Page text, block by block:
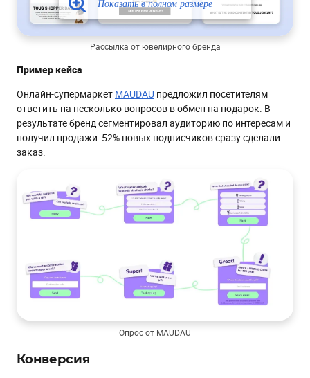
Рассылка от ювелирного бренда
Пример кейса
Онлайн-супермаркет MAUDAU предложил посетителям
ответить на несколько вопросов в обмен на подарок. В
результате бренд сегментировал аудиторию по интересам и
получил продажи: 52% новых подписчиков сразу сделали
заказ.
Опрос от MAUDAU
Конверсия